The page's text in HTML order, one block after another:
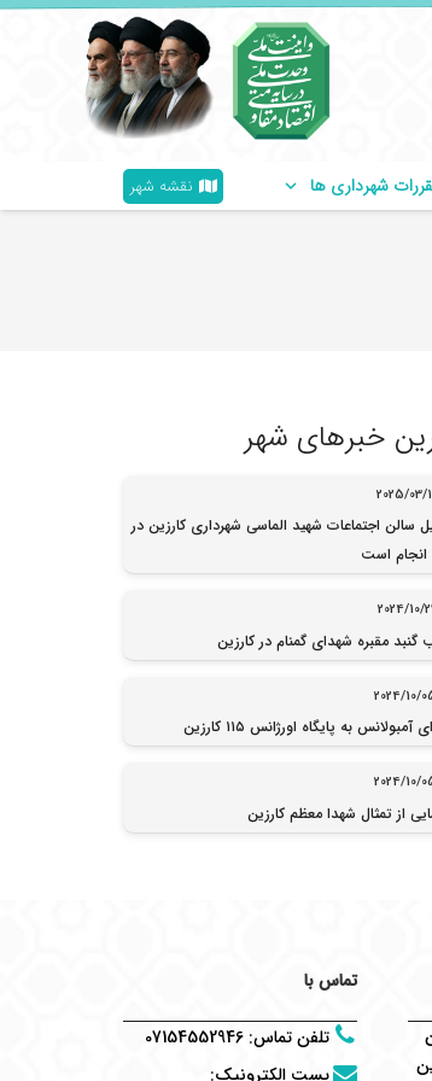
شهرداری ها نقشه شهر
خبرهای شهر
2025/03/
سالن اجتماعات شهید الماسی شهرداری کارزین در
انجام است
2024/10/
مقبره شهدای گمنام در کارزین
2024/10/
آمبولانس به پایگاه اورژانس ۱۱۵ کارزین
2024/10/
از تمثال شهدا معظم کارزین
تماس با
تلفن تماس:
07154552946
پست الکترونیک: